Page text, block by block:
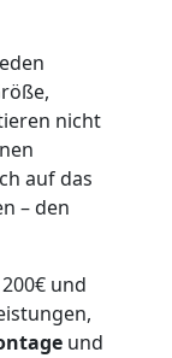
nicht
auf das
– den
und
und